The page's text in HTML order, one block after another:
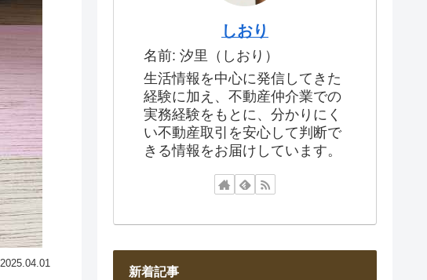
2025.04.01
しおり
名前: 汐里（しおり）
生活情報を中心に発信してきた
経験に加え、不動産仲介業での
実務経験をもとに、分かりにく
い不動産取引を安心して判断で
きる情報をお届けしています。
新着記事